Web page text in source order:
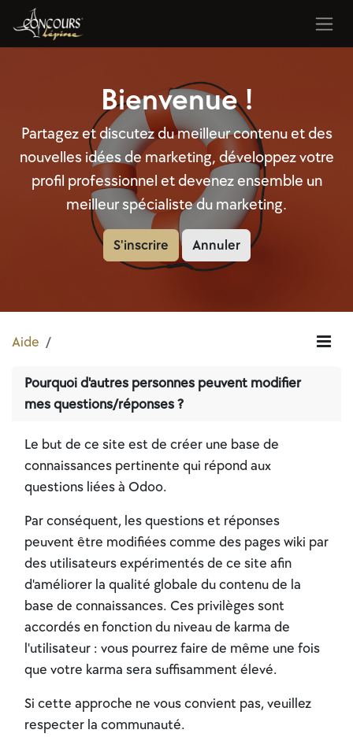
Se rendre au contenu
Bienvenue !
Partagez et discutez du meilleur contenu et des
nouvelles idées de marketing, développez votre
profil professionnel et devenez ensemble un
meilleur spécialiste du marketing.
S'inscrire Annuler
Aide
Pourquoi d'autres personnes peuvent modifier
mes questions/réponses ?
Le but de ce site est de créer une base de
connaissances pertinente qui répond aux
questions liées à Odoo.
Par conséquent, les questions et réponses
peuvent être modifiées comme des pages wiki par
des utilisateurs expérimentés de ce site afin
d'améliorer la qualité globale du contenu de la
base de connaissances. Ces privilèges sont
accordés en fonction du niveau de karma de
l'utilisateur : vous pourrez faire de même une fois
que votre karma sera suffisamment élevé.
Si cette approche ne vous convient pas, veuillez
respecter la communauté.